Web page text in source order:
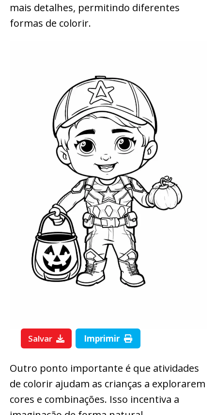
mais detalhes, permitindo diferentes
formas de colorir.
Salvar Imprimir
Outro ponto importante é que atividades
de colorir ajudam as crianças a explorarem
cores e combinações. Isso incentiva a